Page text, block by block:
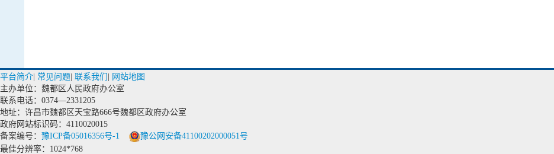
平台简介 常见问题 联系我们
网站地图
主办单位：魏都区人民政府办公室
联系电话：0374—2331205
地址：许昌市魏都区天宝路666号魏都区政府办公室
政府网站标识码：4110020015
备案编号： 豫ICP备05016356号-1
豫公网安备41100202000051号
最佳分辨率：1024*768